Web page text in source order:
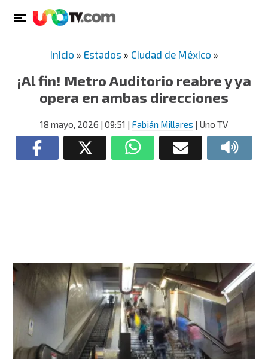
Inicio » Estados » Ciudad de México »
¡Al fin! Metro Auditorio reabre y ya
opera en ambas direcciones
18 mayo, 2026 | 09:51 | Fabián Millares | Uno TV